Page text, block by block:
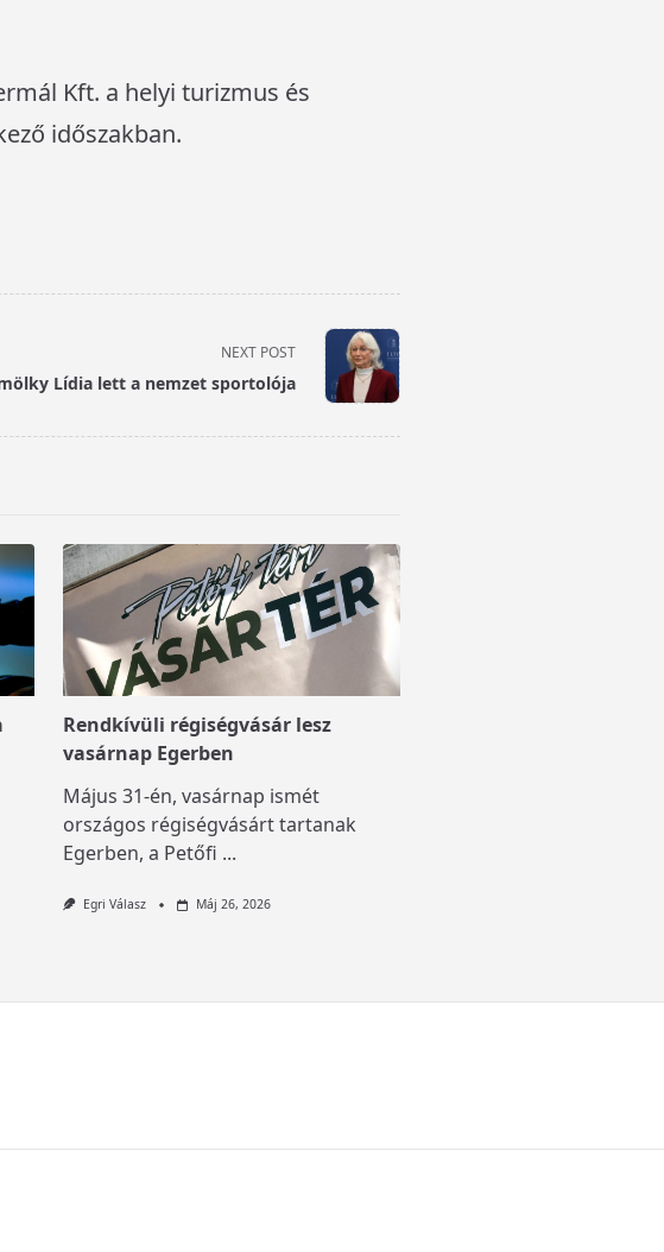
Kft. a helyi turizmus és
időszakban.
NEXT POST
Lídia lett a nemzet sportolója
Rendkívüli régiségvásár lesz
vasárnap Egerben
Május 31-én, vasárnap ismét
országos régiségvásárt tartanak
Egerben, a Petőfi ...
Egri Válasz Máj 26, 2026